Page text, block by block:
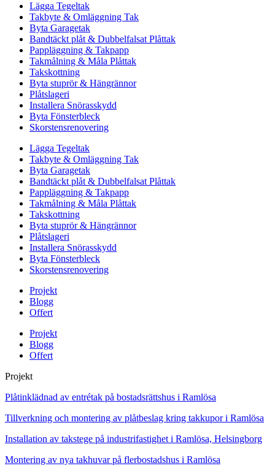
Lägga Tegeltak
Takbyte & Omläggning Tak
Byta Garagetak
Bandtäckt plåt & Dubbelfalsat Plåttak
Pappläggning & Takpapp
Takmålning & Måla Plåttak
Takskottning
Byta stuprör & Hängrännor
Plåtslageri
Installera Snörasskydd
Byta Fönsterbleck
Skorstensrenovering
Lägga Tegeltak
Takbyte & Omläggning Tak
Byta Garagetak
Bandtäckt plåt & Dubbelfalsat Plåttak
Pappläggning & Takpapp
Takmålning & Måla Plåttak
Takskottning
Byta stuprör & Hängrännor
Plåtslageri
Installera Snörasskydd
Byta Fönsterbleck
Skorstensrenovering
Projekt
Blogg
Offert
Projekt
Blogg
Offert
Projekt
Plåtinklädnad av entrétak på bostadsrättshus i Ramlösa
Tillverkning och montering av plåtbeslag kring takkupor i Ramlösa
Installation av takstege på industrifastighet i Ramlösa, Helsingborg
Montering av nya takhuvar på flerbostadshus i Ramlösa